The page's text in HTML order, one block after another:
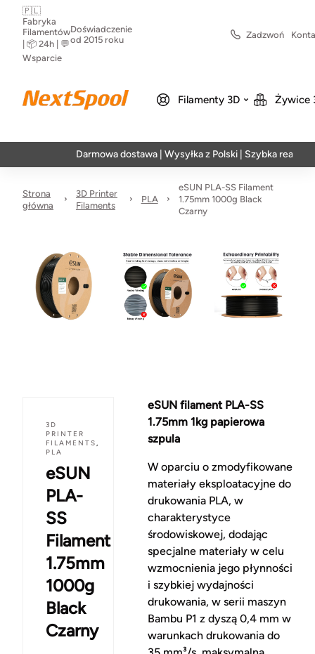
🇵🇱
Fabryka
Filamentów
| 📦 24h | 💬
Wsparcie
Doświadczenie
od 2015 roku
Zadzwoń
Filamenty 3D Żywice
Darmowa dostawa | Wysyłka z Polski | Szybka realizacja w
Strona
główna
3D Printer
Filaments
PLA
eSUN PLA-SS Filament
1.75mm 1000g Black
Czarny
3D
PRINTER
FILAMENTS,
PLA
eSUN
PLA-
SS
Filament
1.75mm
1000g
Black
Czarny
eSUN filament PLA-SS
1.75mm 1kg papierowa
szpula
W oparciu o zmodyfikowane
materiały eksploatacyjne do
drukowania PLA, w
charakterystyce
środowiskowej, dodając
specjalne materiały w celu
wzmocnienia jego płynności
i szybkiej wydajności
drukowania, w serii maszyn
Bambu P1 z dyszą 0,4 mm w
warunkach drukowania do